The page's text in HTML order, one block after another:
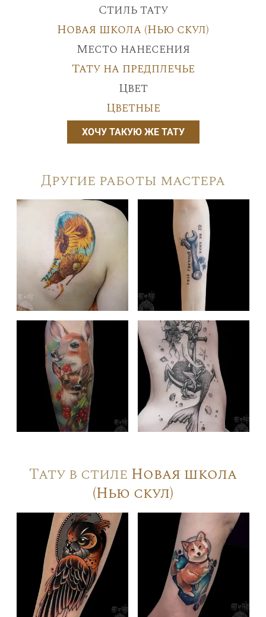
Стиль тату
Новая школа (Нью скул)
Место нанесения
Тату на предплечье
Цвет
Цветные
ХОЧУ ТАКУЮ ЖЕ ТАТУ
Другие работы мастера
Тату в стиле Новая школа
(Нью скул)